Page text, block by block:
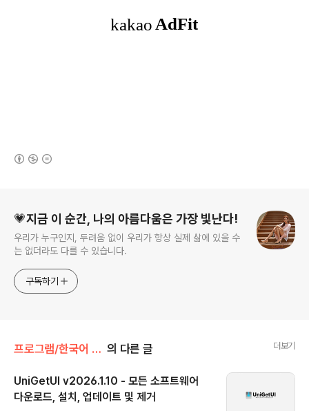
💗지금 이 순간, 나의 아름다움은 가장 빛난다!
우리가 누구인지, 두려움 없이 우리가 항상 실제 삶에 있을 수
는 없더라도 다를 수 있습니다.
구독하기
프로그램/한국어 패치 의 다른 글 더보기
UniGetUI v2026.1.10 - 모든 소프트웨어
다운로드, 설치, 업데이트 및 제거